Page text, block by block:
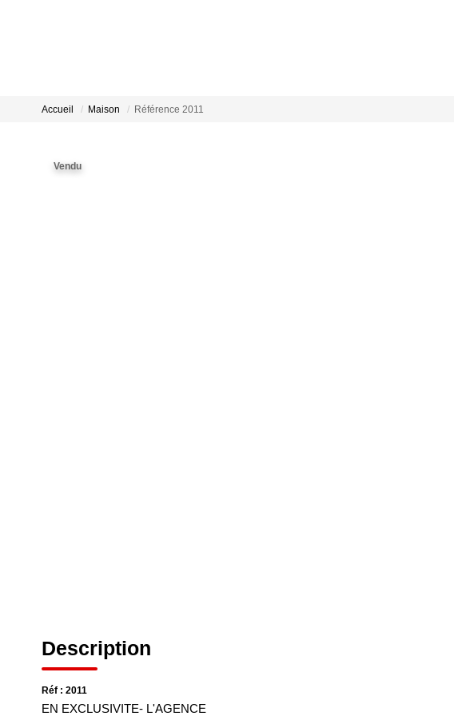
Accueil Maison Référence 2011
Vendu
Description
Réf : 2011
EN EXCLUSIVITE- L'AGENCE